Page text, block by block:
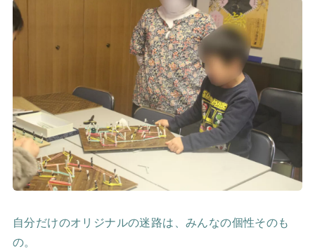
自分だけのオリジナルの迷路は、みんなの個性そのも
の。